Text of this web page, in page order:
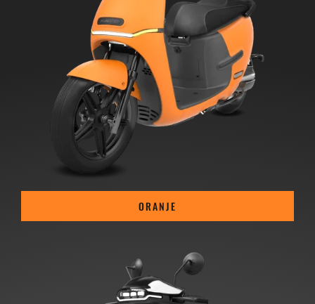
ORANJE